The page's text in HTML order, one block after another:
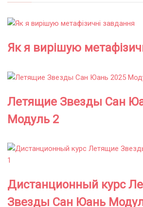
Як я вирішую
Летящие Звезды Сан
Модуль 2
Дистанционный курс
Звезды Сан Юань